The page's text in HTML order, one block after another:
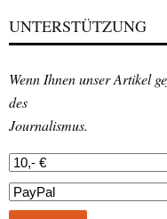
UNTERSTÜTZUNG
Wenn Ihnen unser Artikel
des
Journalismus.